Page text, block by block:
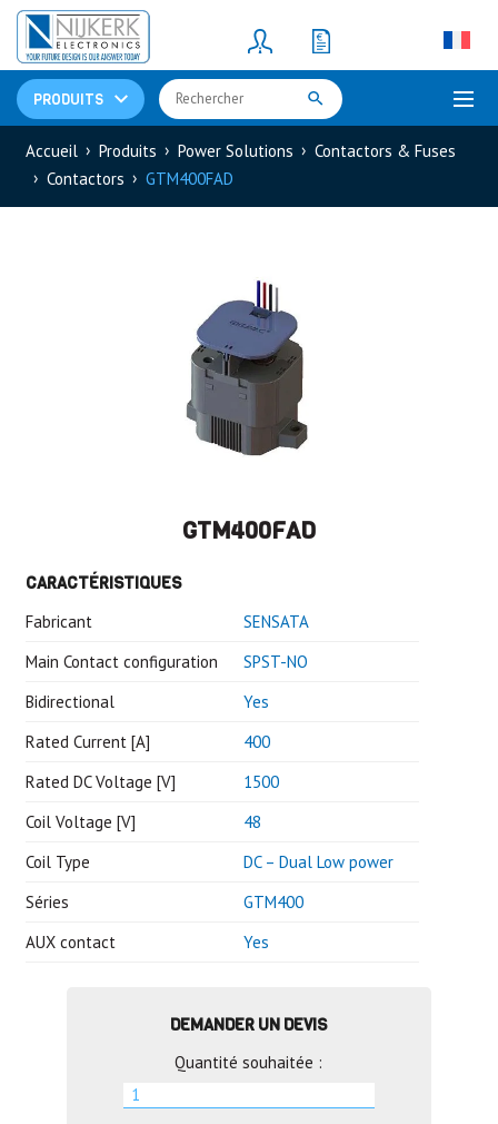
PRODUITS
Resistors(781)
Shunt Resistor
Accueil Produits Power Solutions
Contactors & Fuses
Contactors
GTM400FAD
GTM400FAD
CARACTÉRISTIQUES
Fabricant
SENSATA
Main Contact configuration
SPST-NO
Bidirectional
Yes
Rated Current [A]
400
Rated DC Voltage [V]
1500
Coil Voltage [V]
48
Coil Type
DC – Dual Low power
Séries
GTM400
AUX contact
Yes
DEMANDER UN DEVIS
Quantité souhaitée :